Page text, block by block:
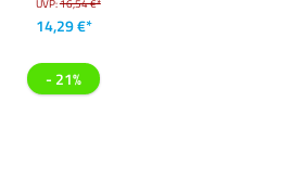
UVP:16,54 €*
14,29 €*
- 21%